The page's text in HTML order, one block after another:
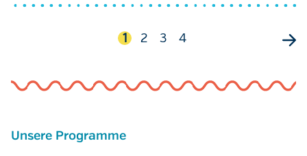
Aktuelle
1 Seite
2 Seite
3 Seite
4
Unsere Programme